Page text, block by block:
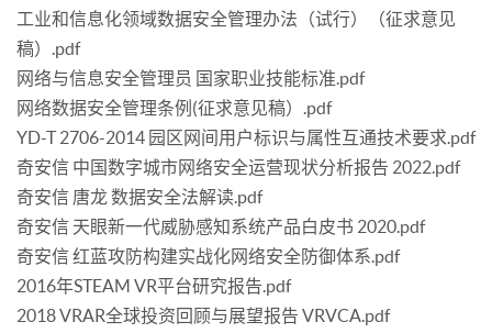
工业和信息化领域数据安全管理办法（试行）（征求意见
稿）.pdf
网络与信息安全管理员 国家职业技能标准.pdf
网络数据安全管理条例(征求意见稿）.pdf
YD-T 2706-2014 园区网间用户标识与属性互通技术要求.pdf
奇安信 中国数字城市网络安全运营现状分析报告 2022.pdf
奇安信 唐龙 数据安全法解读.pdf
奇安信 天眼新一代威胁感知系统产品白皮书 2020.pdf
奇安信 红蓝攻防构建实战化网络安全防御体系.pdf
2016年STEAM VR平台研究报告.pdf
2018 VRAR全球投资回顾与展望报告 VRVCA.pdf